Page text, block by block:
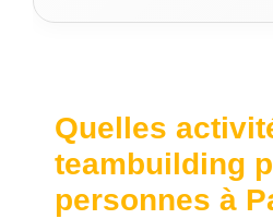
Quelles
teambuilding
personnes à